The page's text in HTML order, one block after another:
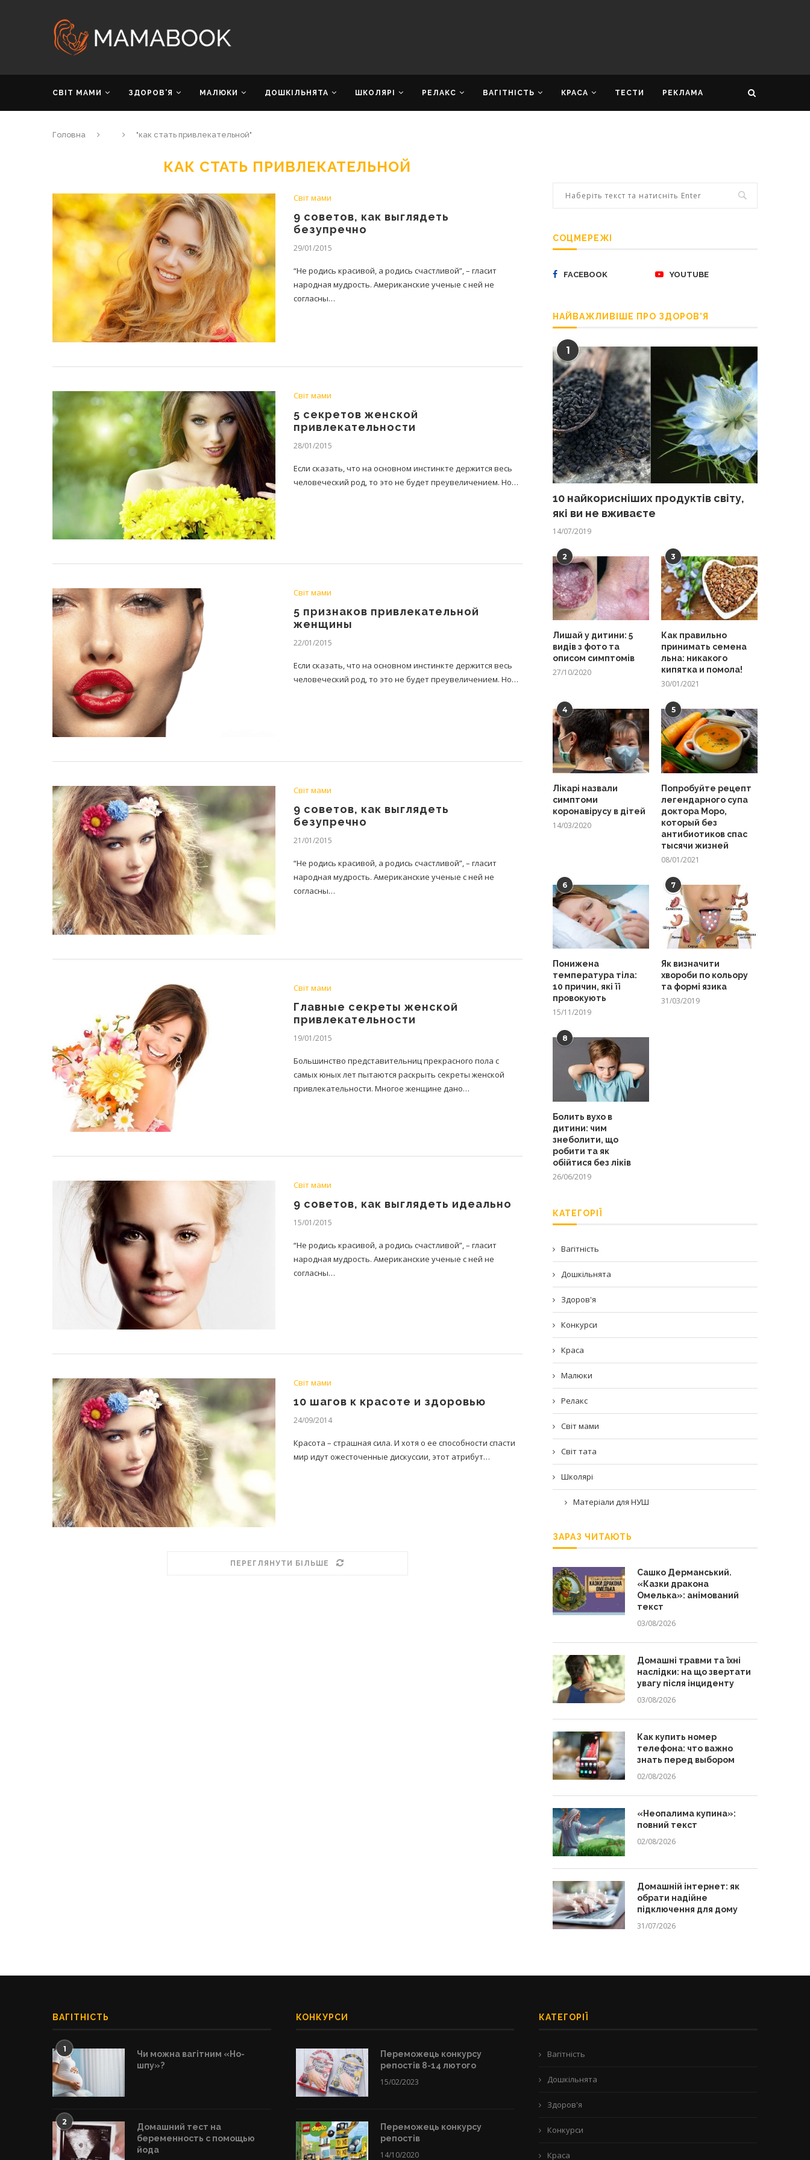
СВІТ МАМИ ЗДОРОВ’Я МАЛЮКИ ДОШКІЛЬНЯТА ШКОЛЯРІ РЕЛАКС ВАГІТНІСТЬ КРАСА ТЕСТИ РЕКЛАМА
Головна "как стать привлекательной"
КАК СТАТЬ ПРИВЛЕКАТЕЛЬНОЙ
Світ мами
9 советов, как выглядеть
безупречно
29/01/2015
“Не родись красивой, а родись счастливой”, – гласит
народная мудрость. Американские ученые с ней не
согласны…
Світ мами
5 секретов женской
привлекательности
28/01/2015
Если сказать, что на основном инстинкте держится весь
человеческий род, то это не будет преувеличением. Но…
Світ мами
5 признаков привлекательной
женщины
22/01/2015
Если сказать, что на основном инстинкте держится весь
человеческий род, то это не будет преувеличением. Но…
Світ мами
9 советов, как выглядеть
безупречно
21/01/2015
“Не родись красивой, а родись счастливой”, – гласит
народная мудрость. Американские ученые с ней не
согласны…
Світ мами
Главные секреты женской
привлекательности
19/01/2015
Большинство представительниц прекрасного пола с
самых юных лет пытаются раскрыть секреты женской
привлекательности. Многое женщине дано…
Світ мами
9 советов, как выглядеть идеально
15/01/2015
“Не родись красивой, а родись счастливой”, – гласит
народная мудрость. Американские ученые с ней не
согласны…
Світ мами
10 шагов к красоте и здоровью
24/09/2014
Красота – страшная сила. И хотя о ее способности спасти
мир идут ожесточенные дискуссии, этот атрибут…
ПЕРЕГЛЯНУТИ БІЛЬШЕ
СОЦМЕРЕЖІ
FACEBOOK YOUTUBE
НАЙВАЖЛИВІШЕ ПРО ЗДОРОВ’Я
1
10 найкорисніших продуктів світу,
які ви не вживаєте
14/07/2019
2
Лишай у дитини: 5
видів з фото та
описом симптомів
27/10/2020
3
Как правильно
принимать семена
льна: никакого
кипятка и помола!
30/01/2021
4
Лікарі назвали
симптоми
коронавірусу в дітей
14/03/2020
5
Попробуйте рецепт
легендарного супа
доктора Моро,
который без
антибиотиков спас
тысячи жизней
08/01/2021
6
Понижена
температура тіла:
10 причин, які її
провокують
15/11/2019
7
Як визначити
хвороби по кольору
та формі язика
31/03/2019
8
Болить вухо в
дитини: чим
знеболити, що
робити та як
обійтися без ліків
26/06/2019
КАТЕГОРІЇ
Вагітність
Дошкільнята
Здоров'я
Конкурси
Краса
Малюки
Релакс
Світ мами
Світ тата
Школярі
Матеріали для НУШ
ЗАРАЗ ЧИТАЮТЬ
Сашко Дерманський.
«Казки дракона
Омелька»: анімований
текст
03/08/2026
Домашні травми та їхні
наслідки: на що звертати
увагу після інциденту
03/08/2026
Как купить номер
телефона: что важно
знать перед выбором
02/08/2026
«Неопалима купина»:
повний текст
02/08/2026
Домашній інтернет: як
обрати надійне
підключення для дому
31/07/2026
ВАГІТНІСТЬ
1
Чи можна вагітним «Но-
шпу»?
2
Домашний тест на
беременность с помощью
йода
КОНКУРСИ
Переможець конкурсу
репостів 8-14 лютого
15/02/2023
Переможець конкурсу
репостів
14/10/2020
КАТЕГОРІЇ
Вагітність
Дошкільнята
Здоров'я
Конкурси
Краса